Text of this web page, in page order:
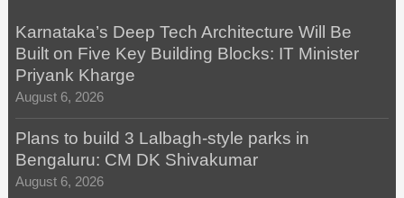
Karnataka’s Deep Tech Architecture Will Be
Built on Five Key Building Blocks: IT Minister
Priyank Kharge
August 6, 2026
Plans to build 3 Lalbagh-style parks in
Bengaluru: CM DK Shivakumar
August 6, 2026